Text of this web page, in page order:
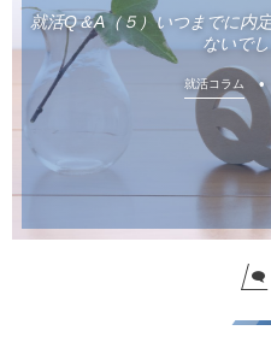
就活Q＆A（５）いつまでに内
ないで
就活コラム